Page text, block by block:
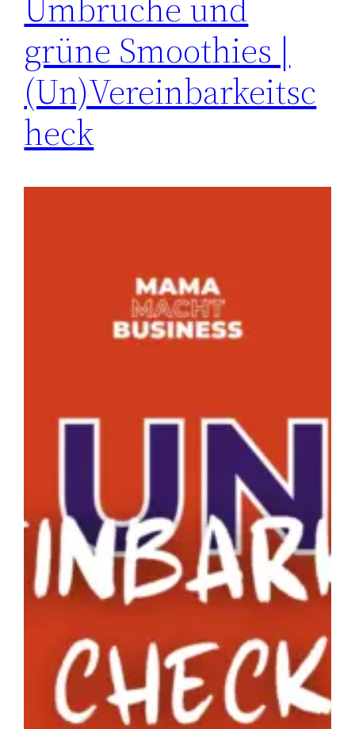
grüne Smoothies |
(Un)Vereinbarkeitsc
heck